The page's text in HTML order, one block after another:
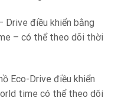
Drive điều khiển bằng
– có thể theo dõi thời
Eco-Drive điều khiển
time có thể theo dõi